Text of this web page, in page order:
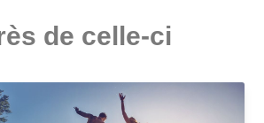
de celle-ci